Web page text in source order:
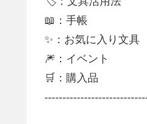
📖：手帳
✨：お気に入り文具
🎆：イベント
🛒：購入品